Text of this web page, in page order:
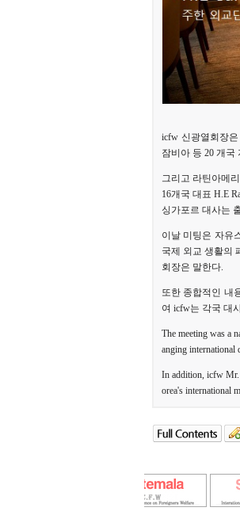
icfw 신광열회장
잠비아 등 20 개국
그리고 라틴아메
16개국 대표 H.E
싱가포르 대사는
이날 미팅은 자유
국제 외교 생활의
회장은 말한다.
또한 종합적인 내
여 icfw는 각국 대
The meeting was a
anging international
In addition, icfw Mr.
orea's international